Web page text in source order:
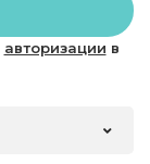
авторизации в